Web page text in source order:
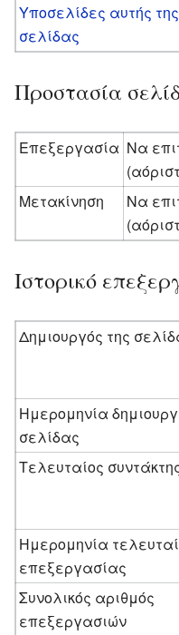
Υποσελίδες αυτής της
σελίδας
Προστασία
Επεξεργασία Να
Μετακίνηση
Να
Ιστορικό
Δημιουργός της
Ημερομηνία
σελίδας
Τελευταίος
Ημερομηνία
επεξεργασίας
Συνολικός αριθμός
επεξεργασιών